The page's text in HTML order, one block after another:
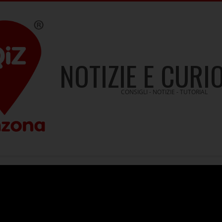
NOTIZIE ECONSIGLI - NOTIZIE - TUTORIAL